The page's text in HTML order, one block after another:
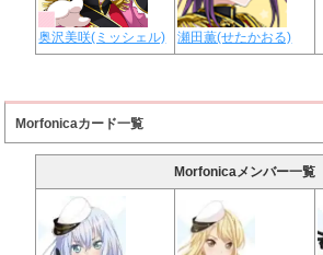
奥沢美咲(ミッシェル) 瀬田薫(せたかおる)
Morfonicaカード一覧
Morfonicaメンバー一覧